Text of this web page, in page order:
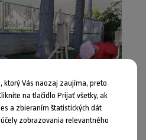
ktorý Vás naozaj zaujíma, preto
na tlačidlo Prijať všetky, ak
a zbieraním štatistických dát
zobrazovania relevantného